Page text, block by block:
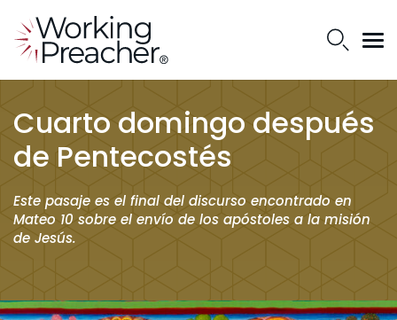
Cuarto domingo después
de Pentecostés
Este pasaje es el final del discurso encontrado en
Mateo 10 sobre el envío de los apóstoles a la misión
de Jesús.